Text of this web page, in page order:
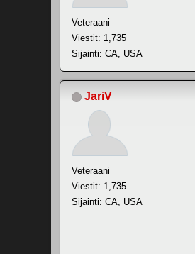
Veteraani
Viestit: 1,735
Sijainti: CA, USA
JariV
Veteraani
Viestit: 1,735
Sijainti: CA, USA